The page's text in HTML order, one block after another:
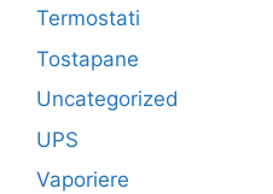
Termostati
Tostapane
Uncategorized
UPS
Vaporiere